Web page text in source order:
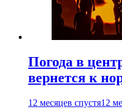
Погода в
вернется к
12 месяцев спустя12